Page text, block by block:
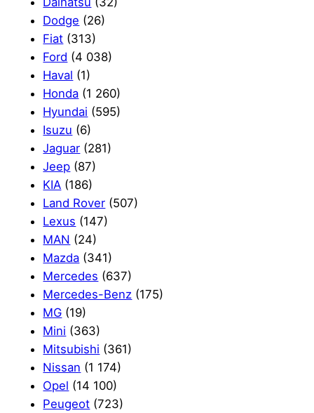
Dodge (26)
Fiat (313)
Ford (4 038)
Haval (1)
Honda (1 260)
Hyundai (595)
Isuzu (6)
Jaguar (281)
Jeep (87)
KIA (186)
Land Rover (507)
Lexus (147)
MAN (24)
Mazda (341)
Mercedes (637)
Mercedes-Benz (175)
MG (19)
Mini (363)
Mitsubishi (361)
Nissan (1 174)
Opel (14 100)
Peugeot (723)